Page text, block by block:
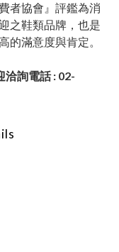
者協會』評鑑為消
之鞋類品牌，也是
的滿意度與肯定。
詢電話 : 02-